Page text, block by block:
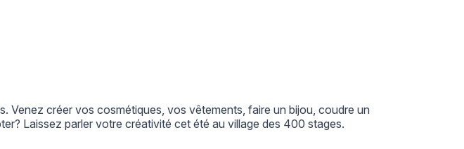
Venez créer vos cosmétiques, vos vêtements, faire un bijou, coudre un
Laissez parler votre créativité cet été au village des 400 stages.